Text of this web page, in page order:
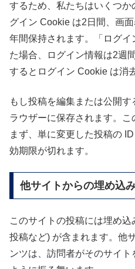
するため、私たちはいくつ
グイン Cookie は2日間、画
年間保持されます。「ログ
た場合、ログイン情報は2週
するとログイン Cookie は消
もし投稿を編集または公開
ラウザーに保存されます。
まず、単に変更した投稿の
効期限が切れます。
他サイトからの埋め込
このサイトの投稿には埋め込
投稿など) が含まれます。他
ンツは、訪問者がそのサイ